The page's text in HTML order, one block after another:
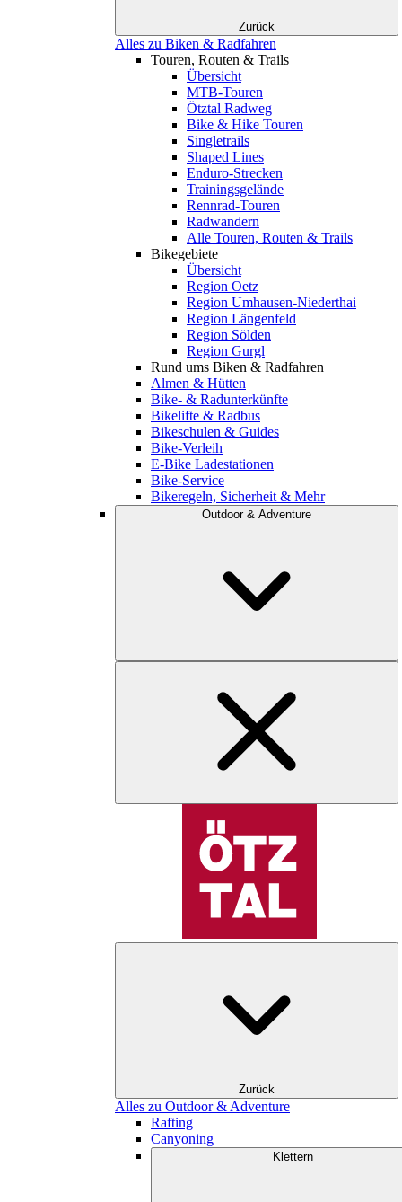
Zurück
Alles zu Biken & Radfahren
Touren, Routen & Trails
Übersicht
MTB-Touren
Ötztal Radweg
Bike & Hike Touren
Singletrails
Shaped Lines
Enduro-Strecken
Trainingsgelände
Rennrad-Touren
Radwandern
Alle Touren, Routen & Trails
Bikegebiete
Übersicht
Region Oetz
Region Umhausen-Niederthai
Region Längenfeld
Region Sölden
Region Gurgl
Rund ums Biken & Radfahren
Almen & Hütten
Bike- & Radunterkünfte
Bikelifte & Radbus
Bikeschulen & Guides
Bike-Verleih
E-Bike Ladestationen
Bike-Service
Bikeregeln, Sicherheit & Mehr
Outdoor & Adventure
Zurück
Alles zu Outdoor & Adventure
Rafting
Canyoning
Klettern